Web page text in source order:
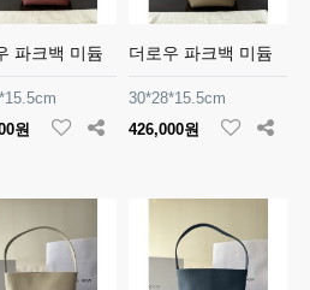
파크백 미듐
원
더로우 파크백 미듐
30*28*15.5cm
426,000원